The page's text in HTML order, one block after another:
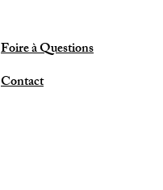
Foire à Questions
Contact